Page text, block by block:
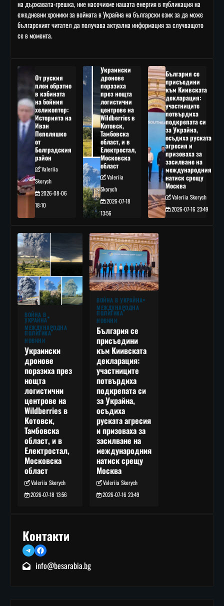
на държавата-грешка, ние насочихме нашата енергия в публикация на
ежедневни хроники за войната в Украйна на български език за да може
българският читател да получава актуална информация за случващото
се в момента.
От руския
плен обратно
в кабината
на бойния
хеликоптер:
Историята на
Иван
Пепеляшко
от
Болградския
район
Valeriia
Skorych
2026-08-06
18:10
Украински
дронове
поразиха
през нощта
логистични
центрове на
Wildberries в
Котовск,
Тамбовска
област, и в
Електростал,
Московска
област
Valeriia
Skorych
2026-07-18
13:56
България се
присъедини
към Киивската
декларация:
участниците
потвърдиха
подкрепата си
за Украйна,
осъдиха руската
агресия и
призоваха за
засилване на
международния
натиск срещу
Москва
Valeriia Skorych
2026-07-16 23:49
ВОЙНА В
УКРАЙНА
МЕЖДУНАРОДНА
ПОЛИТИКА
НОВИНИ
Украински
дронове
поразиха през
нощта
логистични
центрове на
Wildberries в
Котовск,
Тамбовска
област, и в
Електростал,
Московска
област
Valeriia Skorych
2026-07-18 13:56
ВОЙНА В УКРАЙНА
МЕЖДУНАРОДНА
ПОЛИТИКА
НОВИНИ
България се
присъедини
към Киивската
декларация:
участниците
потвърдиха
подкрепата си
за Украйна,
осъдиха
руската агресия
и призоваха за
засилване на
международния
натиск срещу
Москва
Valeriia Skorych
2026-07-16 23:49
Контакти
TelegramFacebook
info@besarabia.bg